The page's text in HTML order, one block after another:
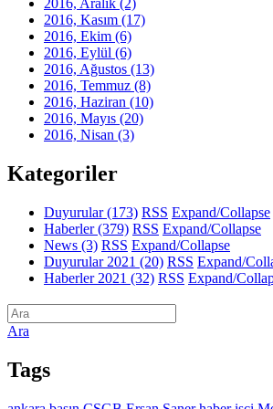
2016, Kasım (17)
2016, Ekim (6)
2016, Eylül (6)
2016, Ağustos (13)
2016, Temmuz (8)
2016, Haziran (10)
2016, Mayıs (20)
2016, Nisan (3)
Kategoriler
Duyurular(173) RSS Expand/Collapse
Haberler(379) RSS Expand/Collapse
News (3) RSS Expand/Collapse
Duyurular 2021 (20) RSS Expand/
Haberler 2021 (32) RSS Expand/
Ara
Tags